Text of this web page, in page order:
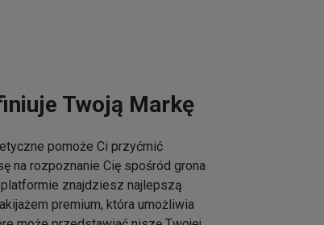
Twoją Markę
pomoże Ci przyćmić
na rozpoznanie Cię spośród grona
znajdziesz najlepszą
premium, która umożliwia